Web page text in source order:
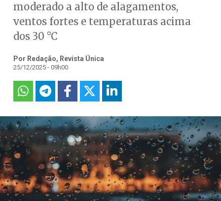
moderado a alto de alagamentos,
ventos fortes e temperaturas acima
dos 30 °C
Por Redação, Revista Única
25/12/2025 - 09h00